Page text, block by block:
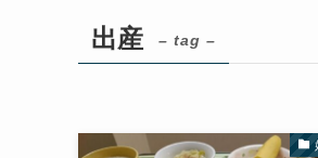
出産 – tag –